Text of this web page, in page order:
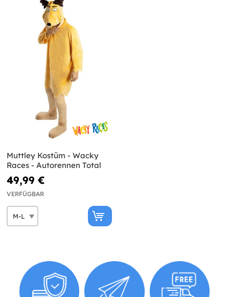
Muttley Kostüm - Wacky
Races - Autorennen Total
49,99 €
VERFÜGBAR